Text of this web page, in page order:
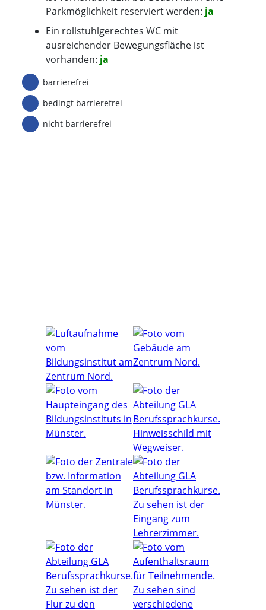
Parkmöglichkeit reserviert werden: ja
Ein rollstuhlgerechtes WC mit
ausreichender Bewegungsfläche ist
vorhanden: ja
barrierefrei
bedingt barrierefrei
nicht barrierefrei